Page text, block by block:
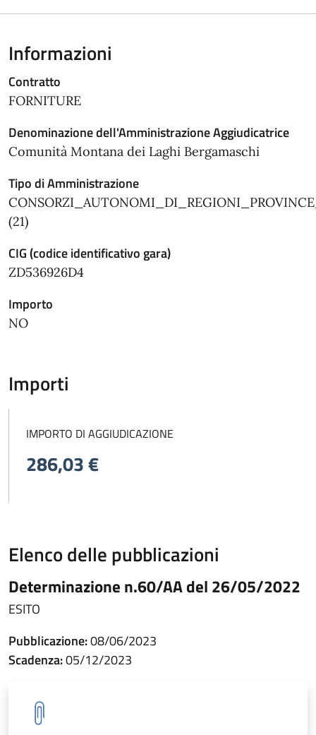
Informazioni
Contratto
FORNITURE
Denominazione dell'Amministrazione Aggiudicatrice
Comunità Montana dei Laghi Bergamaschi
Tipo di Amministrazione
(21)
CIG (codice identificativo gara)
ZD536926D4
Importo
NO
Importi
IMPORTO DI AGGIUDICAZIONE
286,03 €
Elenco delle pubblicazioni
Determinazione n.60/AA del 26/05/2022
ESITO
Pubblicazione:08/06/2023
Scadenza:05/12/2023